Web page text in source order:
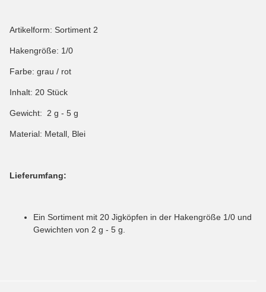
Artikelform: Sortiment 2
Hakengröße: 1/0
Farbe: grau / rot
Inhalt: 20 Stück
Gewicht: 2 g - 5 g
Material: Metall, Blei
Lieferumfang:
Ein Sortiment mit 20 Jigköpfen in der Hakengröße 1/0 und
Gewichten von 2 g - 5 g.